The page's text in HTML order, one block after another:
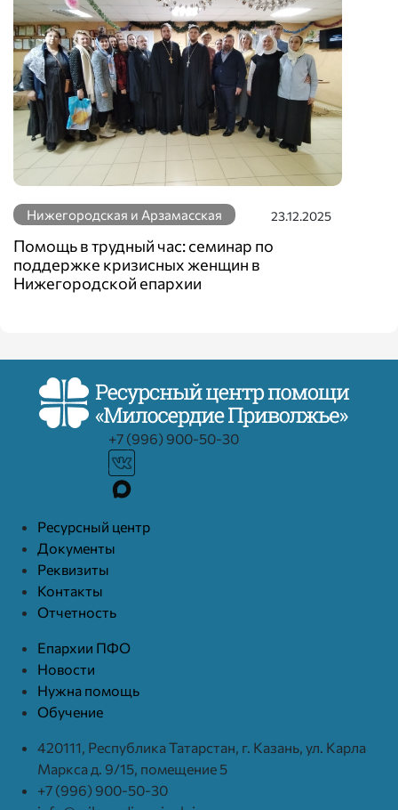
Нижегородская и Арзамасская 23.12.2025
Помощь в трудный час: семинар по
поддержке кризисных женщин в
Нижегородской епархии
+7 (996) 900-50-30
Ресурcный центр
Документы
Реквизиты
Контакты
Отчетность
Епархии ПФО
Новости
Нужна помощь
Обучение
420111, Республика Татарстан, г. Казань, ул. Карла
Маркса д. 9/15, помещение 5
+7 (996) 900-50-30